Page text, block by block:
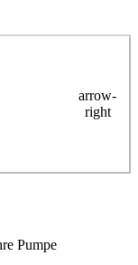
arrow-
right
Pumpe